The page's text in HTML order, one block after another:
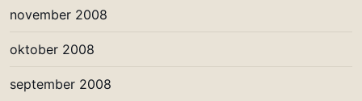
november 2008
oktober 2008
september 2008